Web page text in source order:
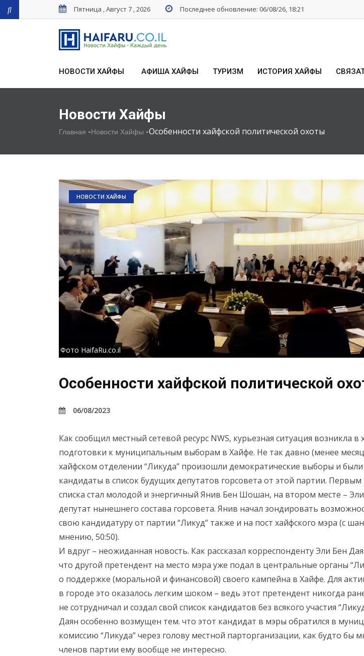
Пятница , Август 7 , 2026 Последнее обновление: 06/08/26, 18:21
НОВОСТИ ХАЙФЫ АФИША ХАЙФЫ ТУРИЗМ ИСТОРИЯ ХАЙФЫ
Новости Хайфы
Главная -Новости Хайфы -Особенности хайфской политической охоты
НОВОСТИ ХАЙФЫ
Фото HaifaRu.co.il
Особенности хайфской политической
06/08/2023
Как сообщил местный сетевой ресурс NWS, курьезная ситуация возникла в
подготовки к муниципальным выборам в Хайфе. Не так давно (менее
хайфском отделении “Ликуда” произошли демократические выборы и
кандидаты в список будущих депутатов горсовета от этой партии.
списка стал молодой и энергичный Янив Бен Шошан, на втором месте –
депутат нынешнего состава горсовета. Янив начал зондировать
свою кандидатуру от партии “Ликуд” также и на пост хайфского мэра (с
мнению, 50:50).
И вдруг – неожиданная новость. Как рассказал корреспонденту Эли Бен
что другой претендент на место мэра уже подал в центральные органы
о поддержке (моральной и финансовой) своего кампейна в Хайфе. Для
в городе это оказалось легким шоком – ведь этот претендент никогда
не сотрудничал и создал свой список кандидатов без всякого участия
Даян особенно возмущен тем. что этот кандидат в мэры обратился в
комиссию “Ликуда” через голову местной парторганизации, как будто бы
членов партии ему вообще не интересно.